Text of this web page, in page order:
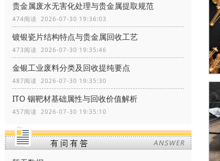
贵金属废水无害化处理与贵金属提取规范
474阅读 2026-07-30 19:36:03
镀银瓷片结构特点与贵金属回收工艺
473阅读 2026-07-30 19:35:46
金银工业废料分类及回收提纯要点
487阅读 2026-07-30 19:35:30
ITO 铟靶材基础属性与回收价值解析
457阅读 2026-07-30 19:35:10